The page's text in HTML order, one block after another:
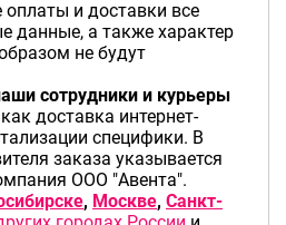
и доставки все
данные, а также характер
не будут
сотрудники и курьеры
доставка интернет-
специфики. В
заказа указывается
ООО "Авента".
, Москве, Санкт-